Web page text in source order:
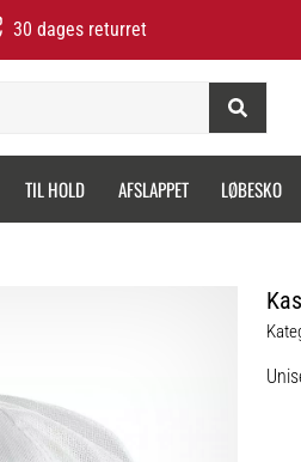
30 dages returret
TIL HOLD AFSLAPPET LØBESKO